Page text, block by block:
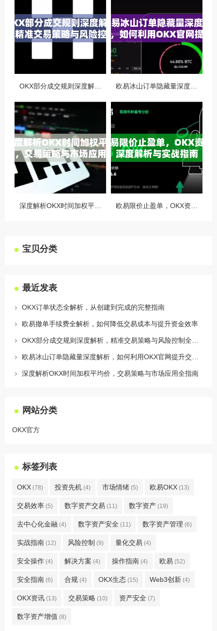
宝贝分类
最近发表
OKX订单状态全解析，从创建到完成的完整指南
欧易撤单手续费全解析，如何降低交易成本与提升资金效率
深度解析OKX时间加权平均价，交易策略与市场应用全指南
网站分类
OKX官方
标签列表
OKX (78) 投资先机 (4) 市场情绪 (5) 欧易OKX (13)
交易效率 (5) 数字资产交易 (11) 数字资产 (19)
去中心化金融 (4) 数字资产安全 (11) 数字资产管理 (6)
实战指南 (12) 风险控制 (9) 量化交易 (4)
安全操作 (4) 解决方案 (4) 操作指南 (4) 欧易 (52)
安全指南 (6) 合规 (4) OKX生态 (15) Web3创新 (4)
OKX资讯 (13) 交易策略 (10) 资产安全 (7)
数字资产增值 (8)